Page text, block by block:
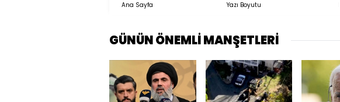
Ana Sayfa Yazı Boyutu
GÜNÜN ÖNEMLİ MANŞETLERİ